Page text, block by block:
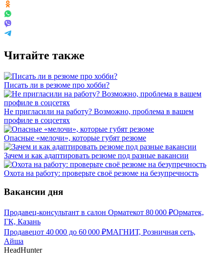
Читайте также
Писать ли в резюме про хобби?
Не пригласили на работу? Возможно, проблема в вашем
профиле в соцсетях
Опасные «мелочи», которые губят резюме
Зачем и как адаптировать резюме под разные вакансии
Охота на работу: проверьте своё резюме на безупречность
Вакансии дня
Продавец-консультант в салон Орматекот 80 000 ₽Орматек,
ГК, Казань
Продавецот 40 000 до 60 000 ₽МАГНИТ, Розничная сеть,
Айша
HeadHunter